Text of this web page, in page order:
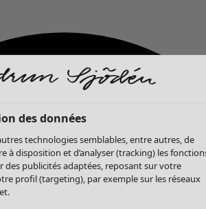
des données
technologies semblables, entre autres, de
à disposition et d’analyser (tracking) les
des publicités adaptées, reposant sur votre
profil (targeting), par exemple sur les réseaux